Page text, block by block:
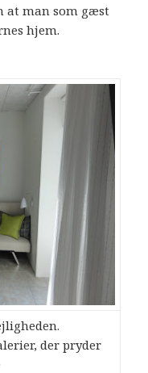
at man som gæst
hjem.
der pryder